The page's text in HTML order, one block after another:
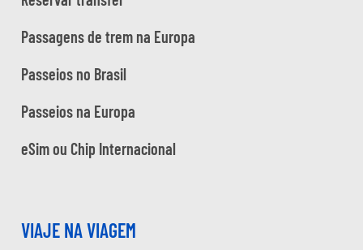
Passagens de trem na Europa
Passeios no Brasil
Passeios na Europa
eSim ou Chip Internacional
VIAJE NA VIAGEM